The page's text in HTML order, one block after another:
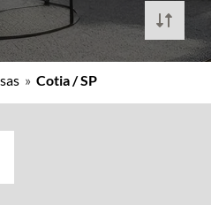
» Cotia / SP